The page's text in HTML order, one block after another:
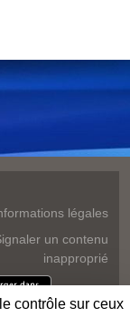
légales
un contenu
inapproprié
contrôle sur ceux